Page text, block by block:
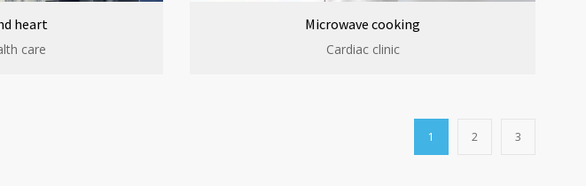
heart
care
Microwave cooking
Cardiac clinic
1 2 3